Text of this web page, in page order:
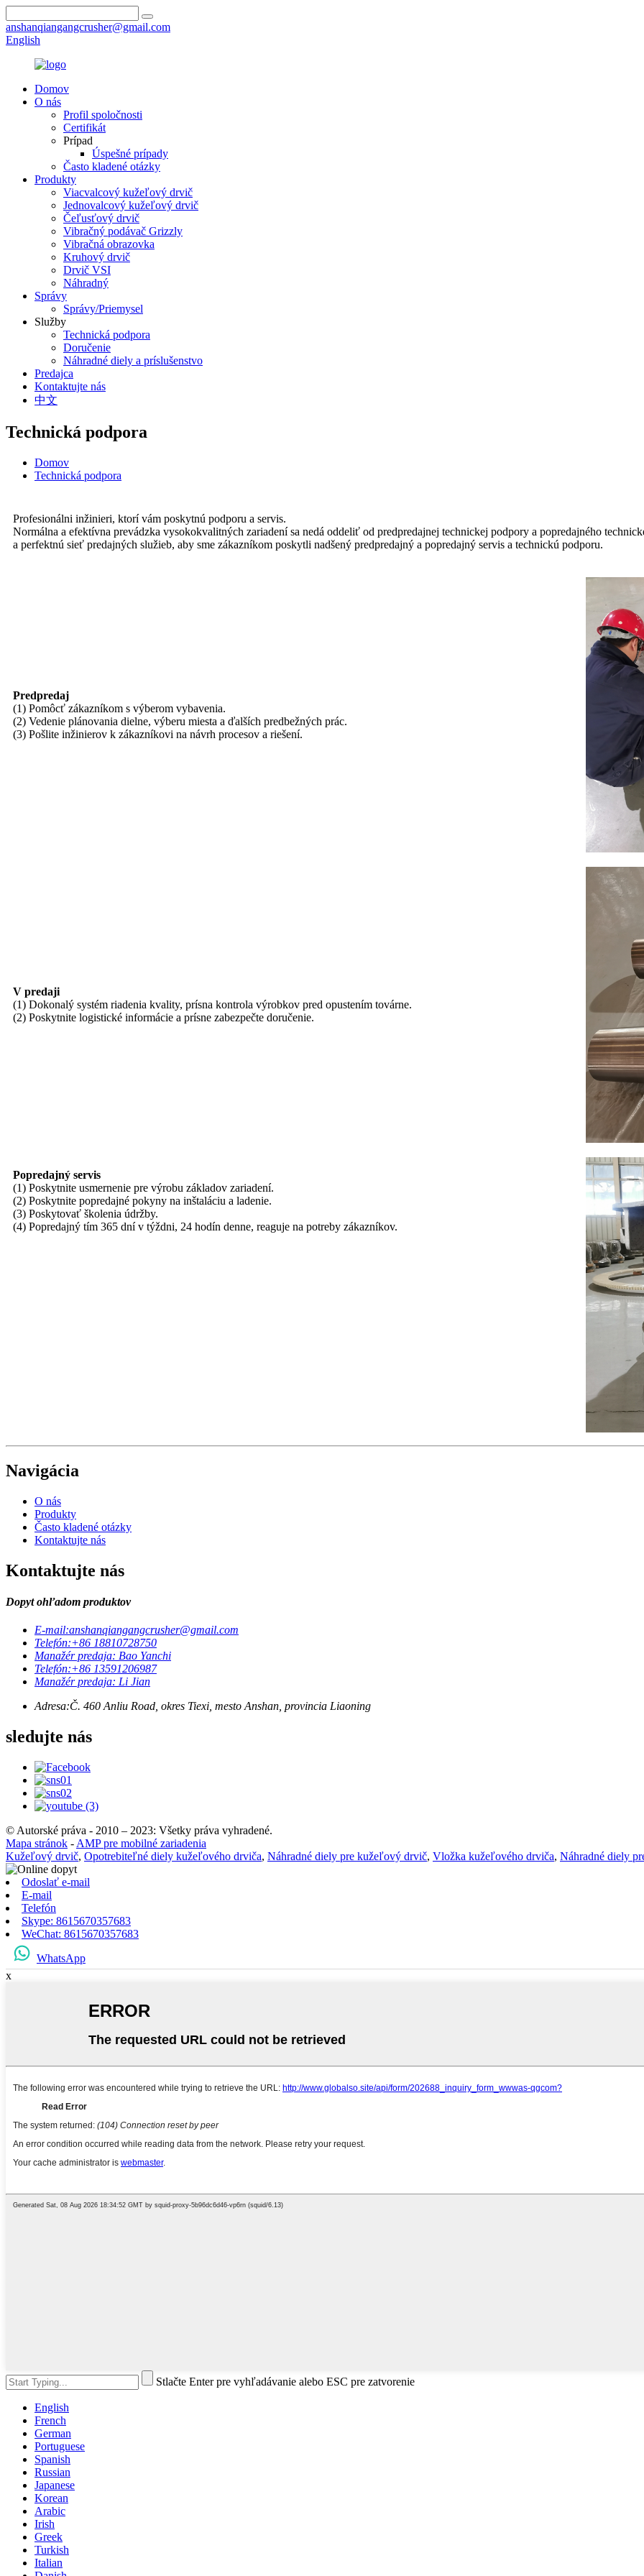
anshanqiangangcrusher@gmail.com
English
Domov
O nás
Profil spoločnosti
Certifikát
Prípad
Úspešné prípady
Často kladené otázky
Produkty
Viacvalcový kužeľový drvič
Jednovalcový kužeľový drvič
Čeľusťový drvič
Vibračný podávač Grizzly
Vibračná obrazovka
Kruhový drvič
Drvič VSI
Náhradný
Správy
Správy/Priemysel
Služby
Technická podpora
Doručenie
Náhradné diely a príslušenstvo
Predajca
Kontaktujte nás
中文
Technická podpora
Domov
Technická podpora
Profesionálni inžinieri, ktorí vám poskytnú podporu a servis.
Normálna a efektívna prevádzka vysokokvalitných zariadení sa nedá oddeliť od predpredajnej technickej podpory a popredajného
a perfektnú sieť predajných služieb, aby sme zákazníkom poskytli nadšený predpredajný a popredajný servis a technickú podporu.
Predpredaj
(1) Pomôcť zákazníkom s výberom vybavenia.
(2) Vedenie plánovania dielne, výberu miesta a ďalších predbežných prác.
(3) Pošlite inžinierov k zákazníkovi na návrh procesov a riešení.
V predaji
(1) Dokonalý systém riadenia kvality, prísna kontrola výrobkov pred opustením továrne.
(2) Poskytnite logistické informácie a prísne zabezpečte doručenie.
Popredajný servis
(1) Poskytnite usmernenie pre výrobu základov zariadení.
(2) Poskytnite popredajné pokyny na inštaláciu a ladenie.
(3) Poskytovať školenia údržby.
(4) Popredajný tím 365 dní v týždni, 24 hodín denne, reaguje na potreby zákazníkov.
Navigácia
O nás
Produkty
Často kladené otázky
Kontaktujte nás
Kontaktujte nás
Dopyt ohľadom produktov
E-mail:anshanqiangangcrusher@gmail.com
Telefón:+86 18810728750
Manažér predaja: Bao Yanchi
Telefón:+86 13591206987
Manažér predaja: Li Jian
Adresa:Č. 460 Anliu Road, okres Tiexi, mesto Anshan, provincia Liaoning
sledujte nás
© Autorské práva - 2010 – 2023: Všetky práva vyhradené.
Mapa stránok - AMP pre mobilné zariadenia
Kužeľový drvič, Opotrebiteľné diely kužeľového drviča, Náhradné diely pre kužeľový drvič, Vložka kužeľového drviča, Náhradné diely
Odoslať e-mail
E-mail
Telefón
Skype: 8615670357683
WeChat: 8615670357683
WhatsApp
x
Stlačte Enter pre vyhľadávanie alebo ESC pre zatvorenie
English
French
German
Portuguese
Spanish
Russian
Japanese
Korean
Arabic
Irish
Greek
Turkish
Italian